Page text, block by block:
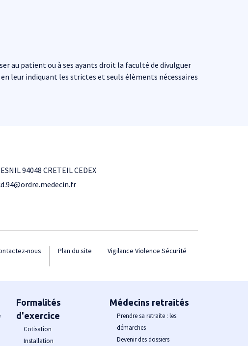
au patient ou à ses ayants droit la faculté de divulguer
leur indiquant les strictes et seuls élèments nécessaires
94048 CRETEIL CEDEX
nous Plan du site Vigilance Violence Sécurité
Formalités
d'exercice
Cotisation
Installation
Médecins retraités
Prendre sa retraite : les
démarches
Devenir des dossiers